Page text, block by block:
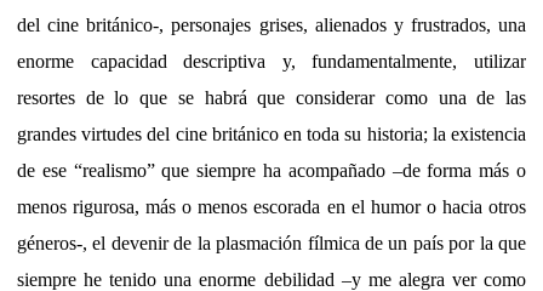
del cine británico-, personajes grises, alienados y frustrados, una
enorme capacidad descriptiva y, fundamentalmente, utilizar
resortes de lo que se habrá que considerar como una de las
grandes virtudes del cine británico en toda su historia; la existencia
de ese “realismo” que siempre ha acompañado –de forma más o
menos rigurosa, más o menos escorada en el humor o hacia otros
géneros-, el devenir de la plasmación fílmica de un país por la que
siempre he tenido una enorme debilidad –y me alegra ver como